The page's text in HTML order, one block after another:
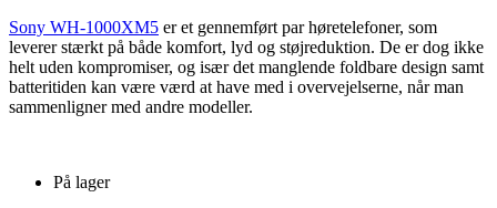
Sony WH-1000XM5 er et gennemført par høretelefoner, som
leverer stærkt på både komfort, lyd og støjreduktion. De er dog ikke
helt uden kompromiser, og især det manglende foldbare design samt
batteritiden kan være værd at have med i overvejelserne, når man
sammenligner med andre modeller.
På lager